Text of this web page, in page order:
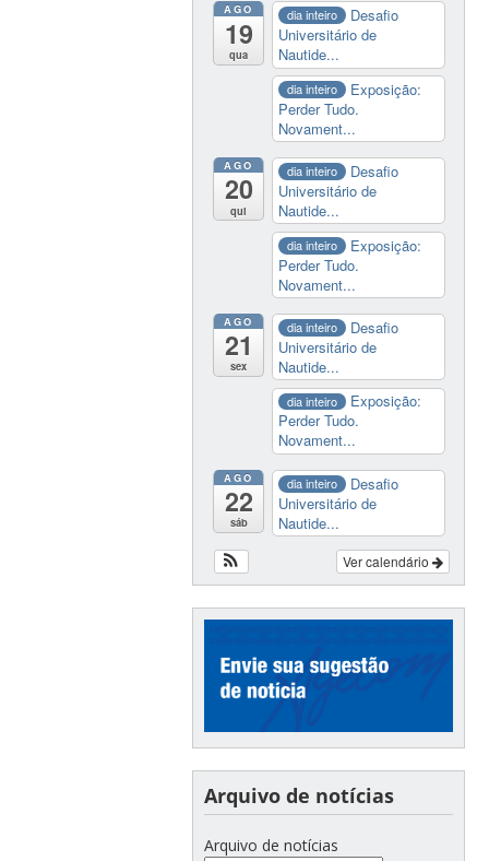
AGO
19
qua
dia inteiro
Desafio
Universitário de
Nautide...
dia inteiro
Exposição:
Perder Tudo.
Novament...
AGO
20
qui
dia inteiro
Desafio
Universitário de
Nautide...
dia inteiro
Exposição:
Perder Tudo.
Novament...
AGO
21
sex
dia inteiro
Desafio
Universitário de
Nautide...
dia inteiro
Exposição:
Perder Tudo.
Novament...
AGO
22
sáb
dia inteiro
Desafio
Universitário de
Nautide...
Ver calendário
Arquivo de notícias
Arquivo de notícias